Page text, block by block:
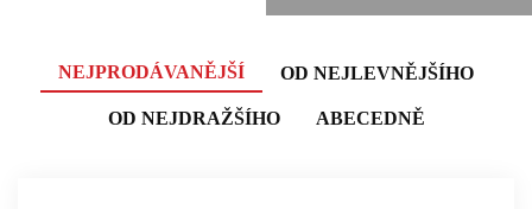
NEJPRODÁVANĚJŠÍ OD NEJLEVNĚJŠÍHO
OD NEJDRAŽŠÍHO ABECEDNĚ